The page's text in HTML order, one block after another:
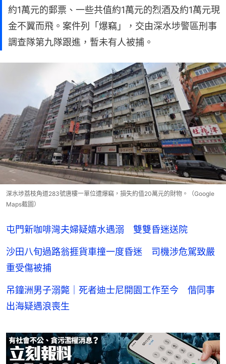
約1萬元的郵票、一些共值約1萬元的烈酒及約1萬元現
金不翼而飛。案件列「爆竊」，交由深水埗警區刑事
調查隊第九隊跟進，暫未有人被捕。
深水埗荔枝角道283號唐樓一單位遭爆竊，損失約值20萬元的財物。（Google
Maps截圖）
屯門新咖啡灣夫婦疑嬉水遇溺 雙雙昏迷送院
沙田八旬過路翁捱貨車撞一度昏迷 司機涉危駕致嚴
重受傷被捕
吊鐘洲男子溺斃｜死者迪士尼開園工作至今 偕同事
出海疑遇浪喪生